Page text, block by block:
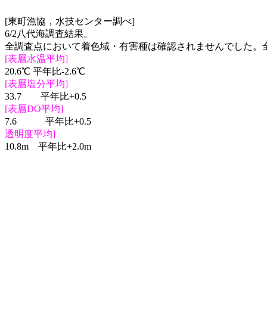
[東町漁協，水技センター調べ]
6/2八代海調査結果。
全調査点において着色域・有害種は確認されませんでした
[表層水温平均]
20.6℃ 平年比-2.6℃
[表層塩分平均]
33.7 平年比+0.5
[表層DO平均]
7.6 平年比+0.5
透明度平均]
10.8m 平年比+2.0m